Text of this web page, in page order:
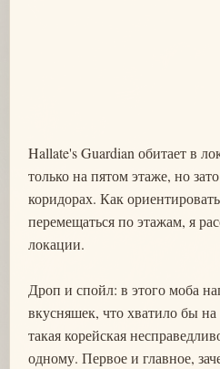
Hallate's Guardian обитает в
только на пятом этаже, но
коридорах. Как
перемещаться по этажам, я
локации.
Дроп и спойл: в этого моба
вкусняшек, что хватило бы
такая корейская
одному. Первое и главное,